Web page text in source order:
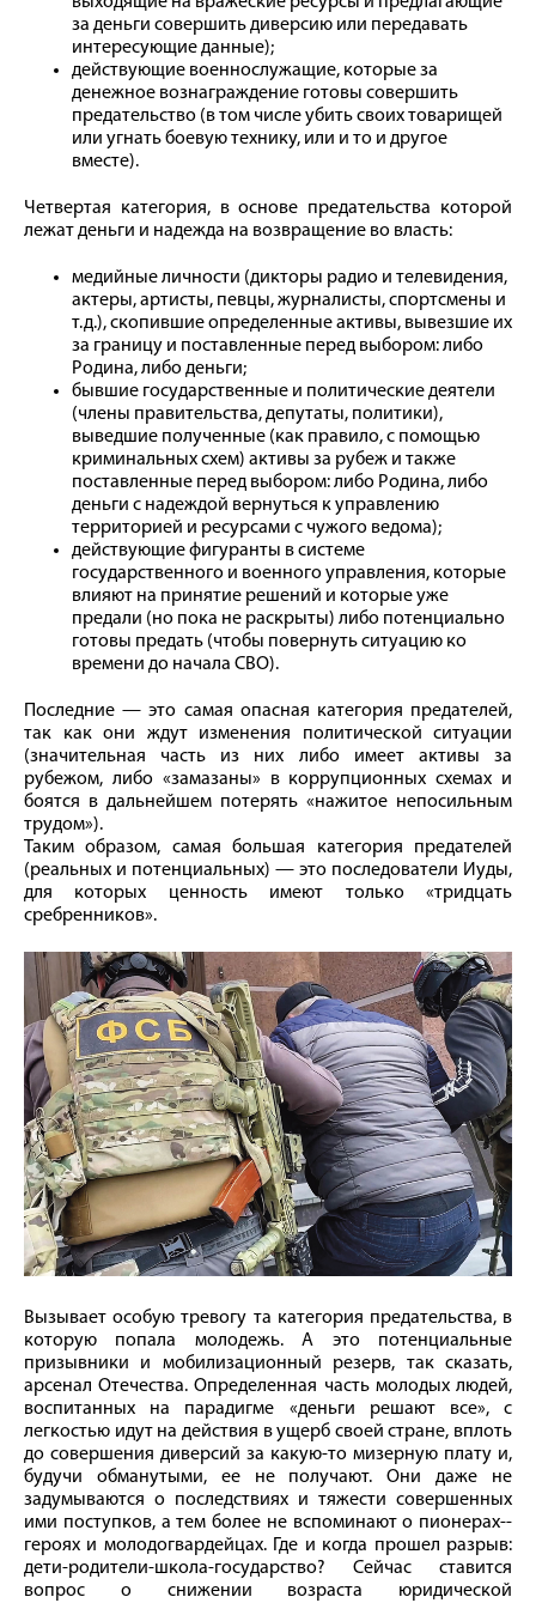
за деньги совершить диверсию или передавать
интересующие данные);
действующие военнослужащие, которые за
денежное вознаграждение готовы совершить
предательство (в том числе убить своих товарищей
или угнать боевую технику, или и то и другое
вместе).
Четвертая категория, в основе предательства которой
лежат деньги и надежда на возвращение во власть:
медийные личности (дикторы радио и телевидения,
актеры, артисты, певцы, журналисты, спортсмены и
т. д.), скопившие определенные активы, вывезшие их
за границу и поставленные перед выбором: либо
Родина, либо деньги;
бывшие государственные и политические деятели
(члены правительства, депутаты, политики),
выведшие полученные (как правило, с помощью
криминальных схем) активы за рубеж и также
поставленные перед выбором: либо Родина, либо
деньги с надеждой вернуться к управлению
территорией и ресурсами с чужого ведома);
действующие фигуранты в системе
государственного и военного управления, которые
влияют на принятие решений и которые уже
предали (но пока не раскрыты) либо потенциально
готовы предать (чтобы повернуть ситуацию ко
времени до начала СВО).
Последние — это самая опасная категория предателей,
так как они ждут изменения политической ситуации
(значительная часть из них либо имеет активы за
рубежом, либо «замазаны» в коррупционных схемах и
боятся в дальнейшем потерять «нажитое непосильным
трудом»).
Таким образом, самая большая категория предателей
(реальных и потенциальных) — это последователи Иуды,
для которых ценность имеют только «тридцать
сребренников».
Вызывает особую тревогу та категория предательства, в
которую попала молодежь. А это потенциальные
призывники и мобилизационный резерв, так сказать,
арсенал Отечества. Определенная часть молодых людей,
воспитанных на парадигме «деньги решают все», с
легкостью идут на действия в ущерб своей стране, вплоть
до совершения диверсий за какую‑то мизерную плату и,
будучи обманутыми, ее не получают. Они даже не
задумываются о последствиях и тяжести совершенных
ими поступков, а тем более не вспоминают о пионерах-­
героях и молодогвардейцах. Где и когда прошел разрыв:
дети-родители-­школа-государство? Сейчас ставится
вопрос о снижении возраста юридической